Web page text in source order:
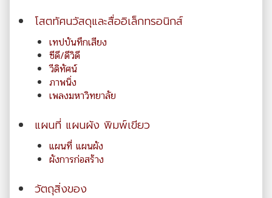
โสตทัศนวัสดุและสื่ออิเล็กทรอนิกส์
เทปบันทึกเสียง
ซีดี/ดีวิดี
วีดิทัศน์
ภาพนิ่ง
เพลงมหาวิทยาลัย
แผนที่ แผนผัง พิมพ์เขียว
แผนที่ แผนผัง
ผังการก่อสร้าง
วัตถุสิ่งของ